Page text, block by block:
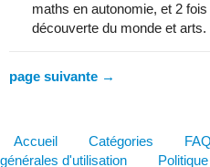
maths en autonomie, et 2
découverte du monde et arts.
page suivante →
Accueil Catégories
générales d'utilisation